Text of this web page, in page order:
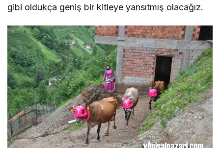
gibi oldukça geniş bir kitleye yansıtmış olacağız.